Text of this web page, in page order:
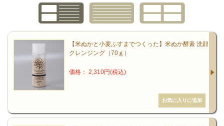
【米ぬかと小麦ふすまでつくった】米ぬか酵素 洗顔
クレンジング（70ｇ）
価格： 2,310円(税込)